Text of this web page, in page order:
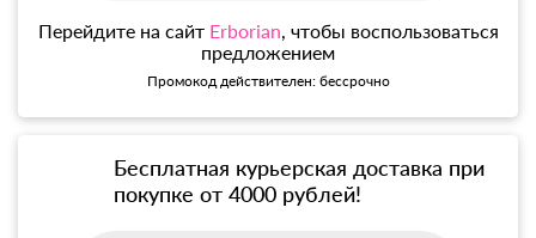
Перейдите на сайт Erborian, чтобы воспользоваться
предложением
Промокод действителен: бессрочно
Бесплатная курьерская доставка при
покупке от 4000 рублей!